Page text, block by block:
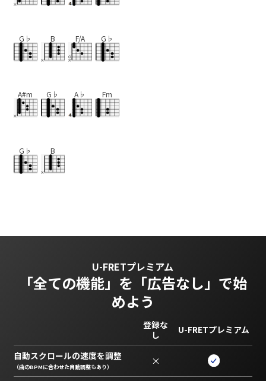
G♭ B F/A G♭
A#m G♭ A♭ Fm
G♭ B
U-FRETプレミアム
「全ての機能」を 「広告なし」で始
めよう
登録な
し
U-FRETプレミアム
自動スクロールの速度を調整
（曲のBPMに合わせた自動調整もあり） ×